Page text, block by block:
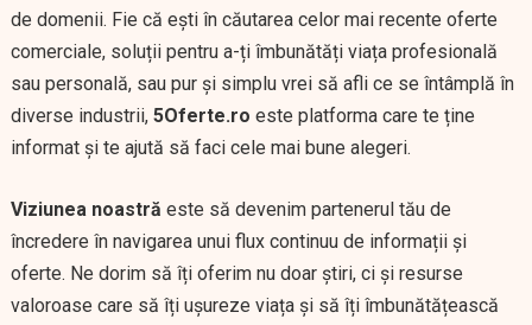
de domenii. Fie că ești în căutarea celor mai recente oferte
comerciale, soluții pentru a-ți îmbunătăți viața profesională
sau personală, sau pur și simplu vrei să afli ce se întâmplă în
diverse industrii, 5Oferte.ro este platforma care te ține
informat și te ajută să faci cele mai bune alegeri.
Viziunea noastră este să devenim partenerul tău de
încredere în navigarea unui flux continuu de informații și
oferte. Ne dorim să îți oferim nu doar știri, ci și resurse
valoroase care să îți ușureze viața și să îți îmbunătățească